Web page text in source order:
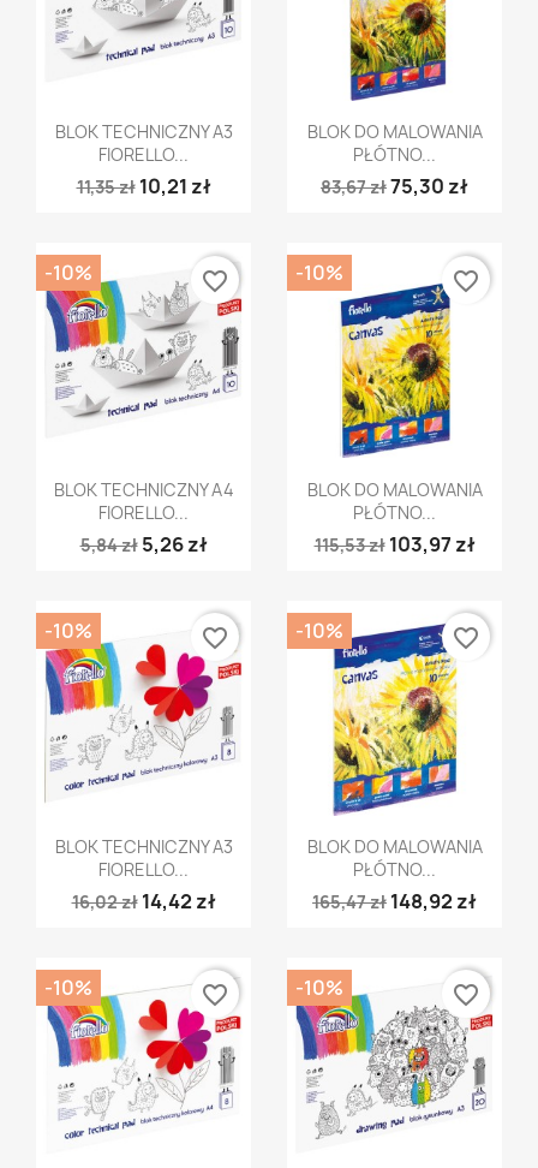
Szybki podgląd
BLOK TECHNICZNY A3
FIORELLO...
11,35 zł 10,21 zł
Szybki podgląd
BLOK DO MALOWANIA
PŁÓTNO...
83,67 zł75,30 zł
Szybki podgląd
BLOK TECHNICZNY A4
FIORELLO...
5,84 zł 5,26 zł
-10% favorite_border
Szybki podgląd
BLOK DO MALOWANIA
PŁÓTNO...
115,53 zł 103,97 zł
-10% favorite_border
Szybki podgląd
BLOK TECHNICZNY A3
FIORELLO...
16,02 zł 14,42 zł
-10% favorite_border
Szybki podgląd
BLOK DO MALOWANIA
PŁÓTNO...
165,47 zł 148,92 zł
-10% favorite_border
-10% favorite_border -10% favorite_border